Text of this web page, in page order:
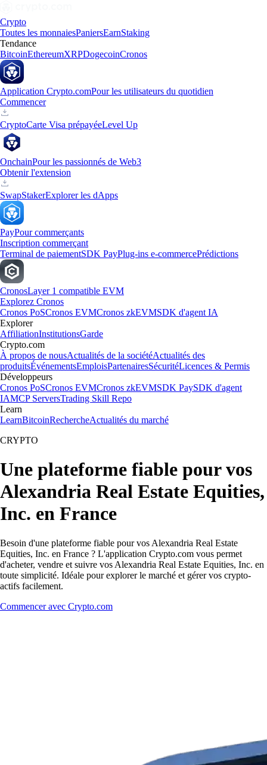
Crypto
Toutes les monnaiesPaniersEarnStaking
Tendance
BitcoinEthereumXRPDogecoinCronos
Application Crypto.comPour les utilisateurs du quotidien
Commencer
CryptoCarte Visa prépayéeLevel Up
OnchainPour les passionnés de Web3
Obtenir l'extension
SwapStakerExplorer les dApps
PayPour commerçants
Inscription commerçant
Terminal de paiementSDK PayPlug-ins e-commercePrédictions
CronosLayer 1 compatible EVM
Explorez Cronos
Cronos PoSCronos EVMCronos zkEVMSDK d'agent IA
Explorer
AffiliationInstitutionsGarde
Crypto.com
À propos de nousActualités de la sociétéActualités des
produitsÉvénementsEmploisPartenairesSécuritéLicences & Permis
Développeurs
Cronos PoSCronos EVMCronos zkEVMSDK PaySDK d'agent
IAMCP ServersTrading Skill Repo
Learn
LearnBitcoinRechercheActualités du marché
CRYPTO
Une plateforme fiable pour vos
Alexandria Real Estate Equities,
Inc. en France
Besoin d'une plateforme fiable pour vos Alexandria Real Estate
Equities, Inc. en France ? L'application Crypto.com vous permet
d'acheter, vendre et suivre vos Alexandria Real Estate Equities, Inc. en
toute simplicité. Idéale pour explorer le marché et gérer vos crypto-
actifs facilement.
Commencer avec Crypto.com